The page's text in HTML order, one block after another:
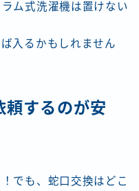
ム式洗濯機は置けない
入るかもしれません
頼するのが安
でも、蛇口交換はどこ